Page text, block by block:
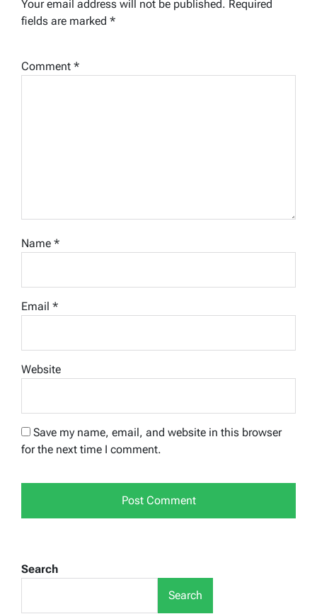
Your email address will not be published. Required
fields are marked *
Comment *
Name *
Email *
Website
Save my name, email, and website in this browser
for the next time I comment.
Search
Search